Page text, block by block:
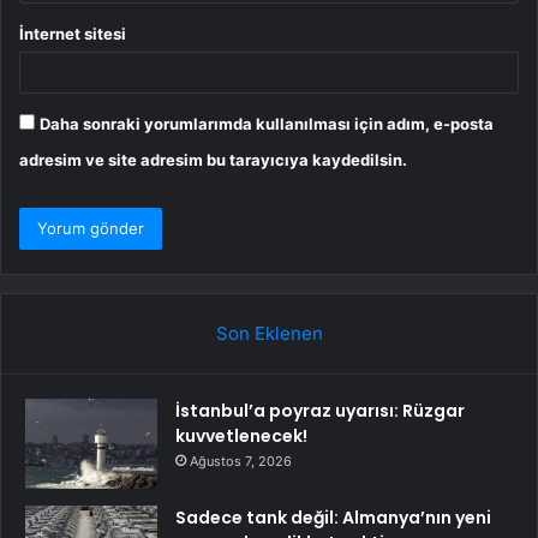
İnternet sitesi
Daha sonraki yorumlarımda kullanılması için adım, e-posta
adresim ve site adresim bu tarayıcıya kaydedilsin.
Son Eklenen
İstanbul’a poyraz uyarısı: Rüzgar
kuvvetlenecek!
Ağustos 7, 2026
Sadece tank değil: Almanya’nın yeni